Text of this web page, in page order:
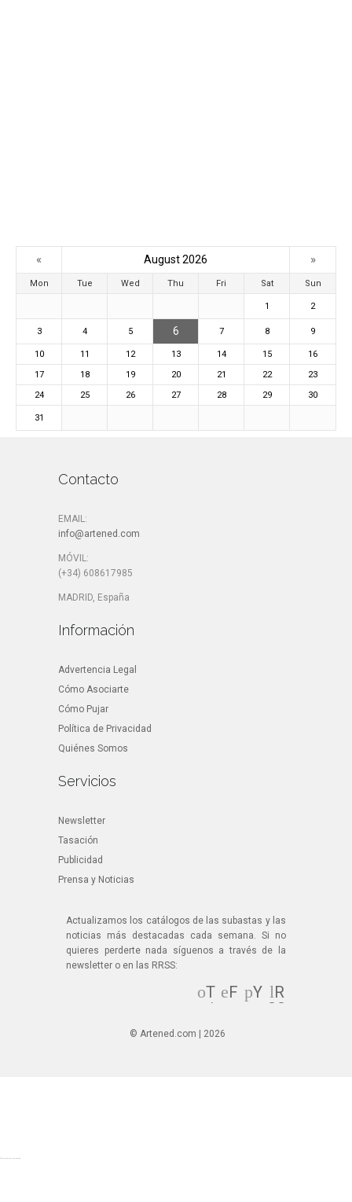
« August 2026 »
Mon Tue Wed Thu Fri Sat Sun
1 2
3 4 5 6 7 8 9
10 11 12 13 14 15
16
17
18 19 20 21 22
23
24
25 26 27 28 29 30
31
Contacto
EMAIL:
info@artened.com
MÓVIL:
(+34) 608617985
MADRID, España
Información
Advertencia Legal
Cómo Asociarte
Cómo Pujar
Política de Privacidad
Quiénes Somos
Servicios
Newsletter
Tasación
Publicidad
Prensa y Noticias
Actualizamos los catálogos de las subastas y las
noticias más destacadas cada semana. Si no
quieres perderte nada síguenos a través de la
newsletter o en las RRSS:
T
wi
er
F
oo
Y
R
SS
© Artened.com | 2026